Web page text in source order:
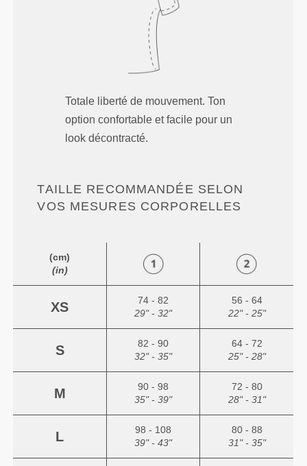
Totale liberté de mouvement. Ton
option confortable et facile pour un
look décontracté.
TAILLE RECOMMANDÉE SELON
VOS MESURES CORPORELLES
(cm)
(in)
XS
74 - 82
29" - 32"
56 - 64
22" - 25"
S
82 - 90
32" - 35"
64 - 72
25" - 28"
M
90 - 98
35" - 39"
72 - 80
28" - 31"
L
98 - 108
39" - 43"
80 - 88
31" - 35"